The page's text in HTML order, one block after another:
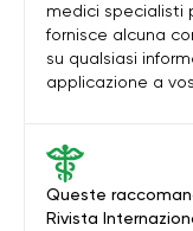
Queste
Rivista
medici specialisti
fornisce alcuna
su qualsiasi
applicazione a